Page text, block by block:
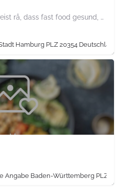
mit reichhaltigen bowls beweist rå, dass fast food gesund, nachhaltig und hundertprozentig vegan sein kann.…
Hamburg PLZ 20354 Deutschland
Angabe Baden-Württemberg PLZ